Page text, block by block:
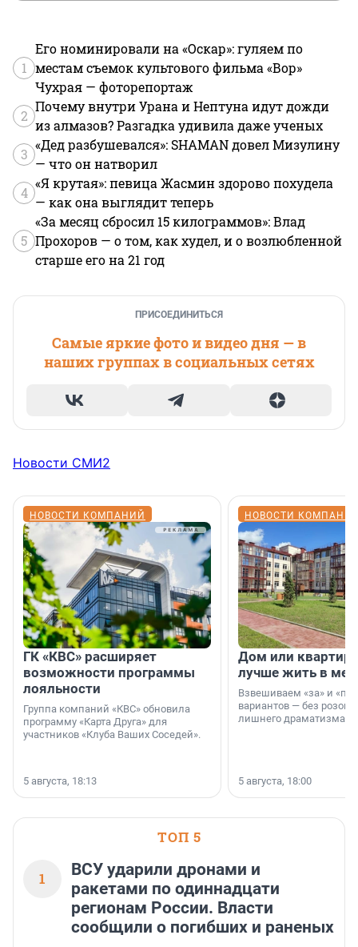
1
Его номинировали на «Оскар»: гуляем по
местам съемок культового фильма «Вор»
Чухрая — фоторепортаж
2
Почему внутри Урана и Нептуна идут дожди
из алмазов? Разгадка удивила даже ученых
3
«Дед разбушевался»: SHAMAN довел Мизулину
— что он натворил
4
«Я крутая»: певица Жасмин здорово похудела
— как она выглядит теперь
5
«За месяц сбросил 15 килограммов»: Влад
Прохоров — о том, как худел, и о возлюбленной
старше его на 21 год
ПРИСОЕДИНИТЬСЯ
Самые яркие фото и видео дня — в
наших группах в социальных сетях
Новости СМИ2
НОВОСТИ КОМПАНИЙ
ГК «КВС» расширяет
возможности программы
лояльности
Группа компаний «КВС» обновила
программу «Карта Друга» для
участников «Клуба Ваших Соседей».
5 августа, 18:13
НОВОСТИ
Дом или
лучше жить в
Взвешиваем «за» и
вариантов — без
лишнего драматизма.
5 августа, 18:00
ТОП 5
1
ВСУ ударили дронами и
ракетами по одиннадцати
регионам России. Власти
сообщили о погибших и раненых